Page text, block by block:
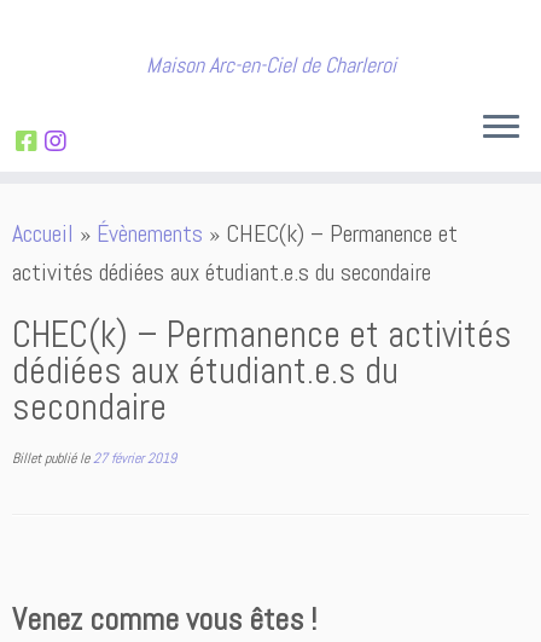
au
contenu
Maison Arc-en-Ciel de Charleroi
Accueil » Évènements » CHEC(k) – Permanence et
activités dédiées aux étudiant.e.s du secondaire
CHEC(k) – Permanence et activités
dédiées aux étudiant.e.s du
secondaire
Billet publié le27 février 2019
Venez comme vous êtes !